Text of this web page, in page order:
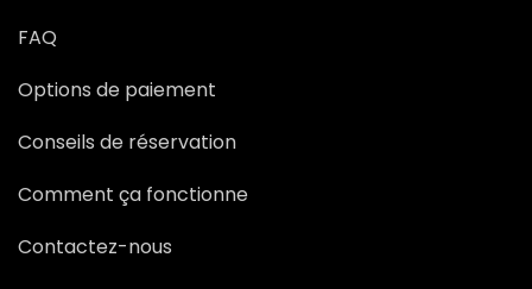
FAQ
Options de paiement
Conseils de réservation
Comment ça fonctionne
Contactez-nous